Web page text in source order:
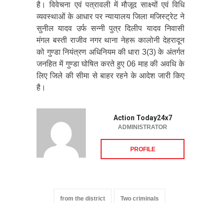
है। विवेचना एवं पत्रावली में मौजूद साक्ष्यों एवं विधि
व्यवस्थाओं के आधार पर न्यायालय जिला मजिस्ट्रेट ने
सुनील यादव उर्फ सन्नी पुत्र दिलीप यादव निवासी
मंगल बस्ती राजीव नगर थाना नेहरू कालोनी देहरादून
को गुण्डा नियंत्रण अधिनियम की धारा 3(3) के अंतर्गत
जनहित में गुण्डा घोषित करते हुए 06 माह की अवधि के
लिए जिले की सीमा से बाहर रहने के आदेश जारी किए
है।
Action Today24x7
ADMINISTRATOR
PROFILE
from the district Two criminals